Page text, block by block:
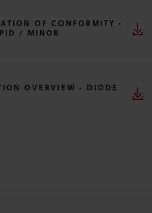
OF CONFORMITY -
/ MINOR
OVERVIEW - DIODE